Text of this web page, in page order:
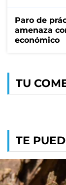
Paro de
amenaza
económico
TU
TE